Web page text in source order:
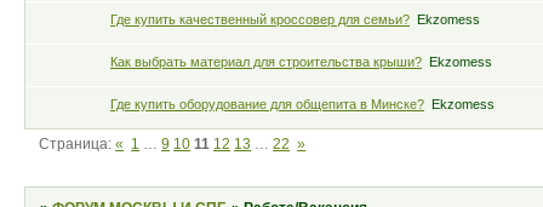
Где купить качественный кроссовер для семьи? Ekzomess
Как выбрать материал для строительства крыши? Ekzomess
Где купить оборудование для общепита в Минске? Ekzomess
Страница:« 1 … 9 10 11 12 13 … 22 »